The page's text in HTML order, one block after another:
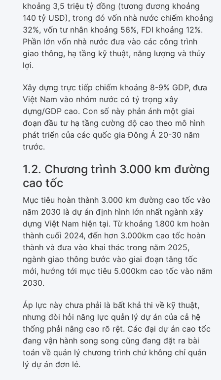
khoảng 3,5 triệu tỷ đồng (tương đương khoảng
140 tỷ USD), trong đó vốn nhà nước chiếm khoảng
32%, vốn tư nhân khoảng 56%, FDI khoảng 12%.
Phần lớn vốn nhà nước đưa vào các công trình
giao thông, hạ tầng kỹ thuật, năng lượng và thủy
lợi.
Xây dựng trực tiếp chiếm khoảng 8-9% GDP, đưa
Việt Nam vào nhóm nước có tỷ trọng xây
dựng/GDP cao. Con số này phản ánh một giai
đoạn đầu tư hạ tầng cường độ cao theo mô hình
phát triển của các quốc gia Đông Á 20-30 năm
trước.
1.2. Chương trình 3.000 km đường
cao tốc
Mục tiêu hoàn thành 3.000 km đường cao tốc vào
năm 2030 là dự án định hình lớn nhất ngành xây
dựng Việt Nam hiện tại. Từ khoảng 1.800 km hoàn
thành cuối 2024, đến hơn 3.000km cao tốc hoàn
thành và đưa vào khai thác trong năm 2025,
ngành giao thông bước vào giai đoạn tăng tốc
mới, hướng tới mục tiêu 5.000km cao tốc vào năm
2030.
Áp lực này chưa phải là bất khả thi về kỹ thuật,
nhưng đòi hỏi năng lực quản lý dự án của cả hệ
thống phải nâng cao rõ rệt. Các đại dự án cao tốc
đang vận hành song song cũng đang đặt ra bài
toán về quản lý chương trình chứ không chỉ quản
lý dự án đơn lẻ.